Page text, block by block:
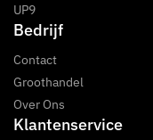
UP9
Bedrijf
Contact
Groothandel
Over Ons
Klantenservice